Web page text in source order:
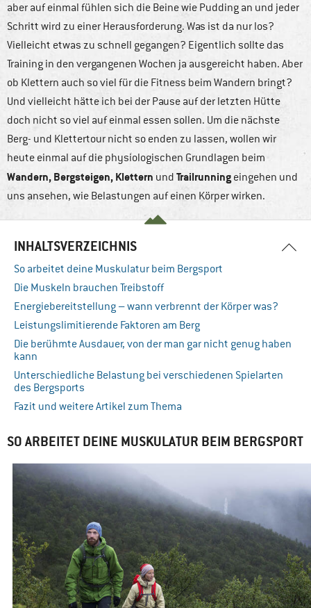
aber auf einmal fühlen sich die Beine wie Pudding an und jeder
Schritt wird zu einer Herausforderung. Was ist da nur los?
Vielleicht etwas zu schnell gegangen? Eigentlich sollte das
Training in den vergangenen Wochen ja ausgereicht haben. Aber
ob Klettern auch so viel für die Fitness beim Wandern bringt?
Und vielleicht hätte ich bei der Pause auf der letzten Hütte
doch nicht so viel auf einmal essen sollen. Um die nächste
Berg- und Klettertour nicht so enden zu lassen, wollen wir
heute einmal auf die physiologischen Grundlagen beim
Wandern, Bergsteigen, Klettern und Trailrunningeingehen und
uns ansehen, wie Belastungen auf einen Körper wirken.
INHALTSVERZEICHNIS
So arbeitet deine Muskulatur beim Bergsport
Die Muskeln brauchen Treibstoff
Energiebereitstellung – wann verbrennt der Körper was?
Leistungslimitierende Faktoren am Berg
Die berühmte Ausdauer, von der man gar nicht genug haben
kann
Unterschiedliche Belastung bei verschiedenen Spielarten
des Bergsports
Fazit und weitere Artikel zum Thema
SO ARBEITET DEINE MUSKULATUR BEIM BERGSPORT